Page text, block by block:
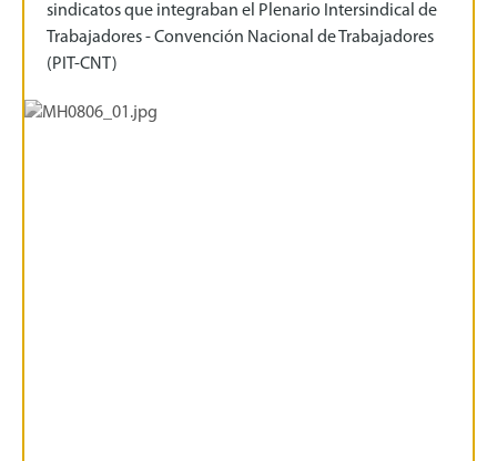
sindicatos que integraban el Plenario Intersindical de
Trabajadores - Convención Nacional de Trabajadores
(PIT-CNT)